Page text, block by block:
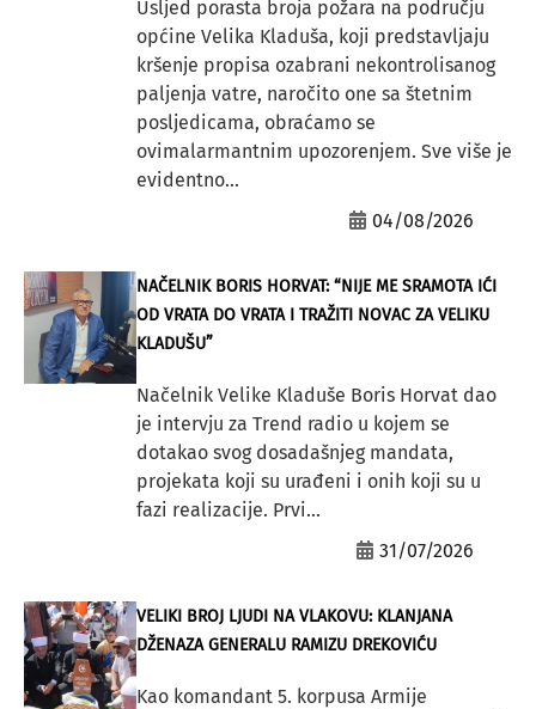
Usljed porasta broja požara na području
općine Velika Kladuša, koji predstavljaju
kršenje propisa ozabrani nekontrolisanog
paljenja vatre, naročito one sa štetnim
posljedicama, obraćamo se
ovimalarmantnim upozorenjem. Sve više je
evidentno...
04/08/2026
NAČELNIK BORIS HORVAT: “NIJE ME SRAMOTA IĆI
OD VRATA DO VRATA I TRAŽITI NOVAC ZA VELIKU
KLADUŠU”
Načelnik Velike Kladuše Boris Horvat dao
je intervju za Trend radio u kojem se
dotakao svog dosadašnjeg mandata,
projekata koji su urađeni i onih koji su u
fazi realizacije. Prvi...
31/07/2026
VELIKI BROJ LJUDI NA VLAKOVU: KLANJANA
DŽENAZA GENERALU RAMIZU DREKOVIĆU
Kao komandant 5. korpusa Armije